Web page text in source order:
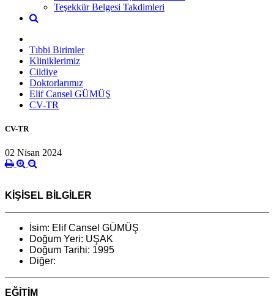
Teşekkür Belgesi Takdimleri
Tıbbi Birimler
Kliniklerimiz
Cildiye
Doktorlarımız
Elif Cansel GÜMÜŞ
CV-TR
CV-TR
02 Nisan 2024
KİŞİSEL BİLGİLER
İsim: Elif Cansel GÜMÜŞ
Doğum Yeri: UŞAK
Doğum Tarihi: 1995
Diğer:
EĞİTİM